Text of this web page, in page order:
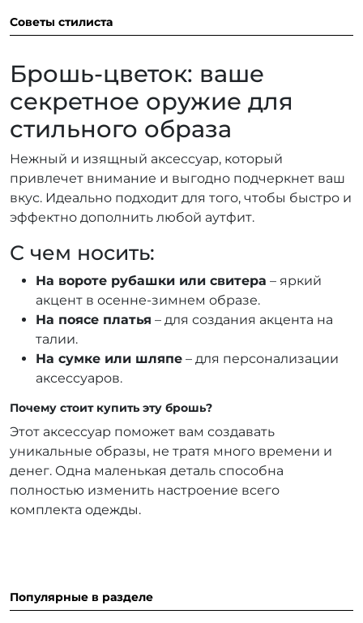
Советы стилиста
Брошь-цветок: ваше
секретное оружие для
стильного образа
Нежный и изящный аксессуар, который
привлечет внимание и выгодно подчеркнет ваш
вкус. Идеально подходит для того, чтобы быстро и
эффектно дополнить любой аутфит.
С чем носить:
На вороте рубашки или свитера – яркий
акцент в осенне-зимнем образе.
На поясе платья – для создания акцента на
талии.
На сумке или шляпе – для персонализации
аксессуаров.
Почему стоит купить эту брошь?
Этот аксессуар поможет вам создавать
уникальные образы, не тратя много времени и
денег. Одна маленькая деталь способна
полностью изменить настроение всего
комплекта одежды.
Популярные в разделе